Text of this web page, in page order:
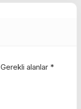
Gerekli alanlar *